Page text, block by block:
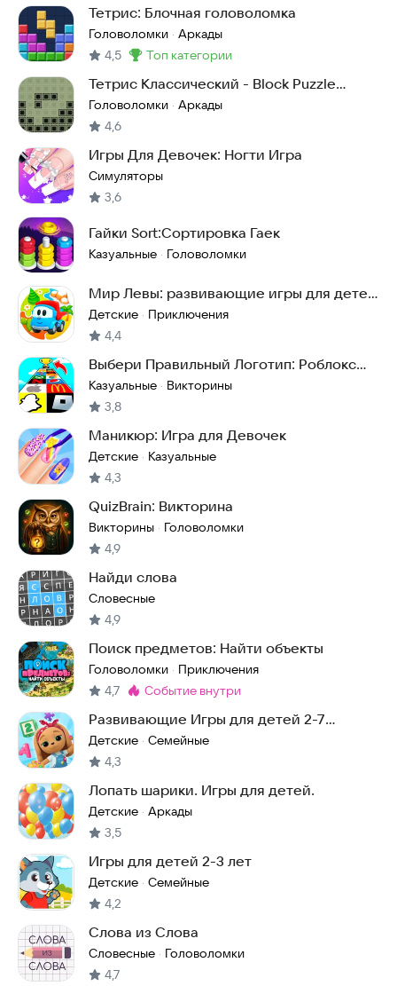
Тетрис: Блочная головоломка
Головоломки · Аркады
4,5
Метка:
топ категории
Тетрис Классический - Block Puzzle
Classic
Головоломки · Аркады
4,6
Игры Для Девочек: Ногти Игра
Симуляторы
3,6
Гайки Sort:Сортировка Гаек
Казуальные · Головоломки
Мир Левы: развивающие игры для детей
3 5 лет
Детские · Приключения
4,4
Выбери Правильный Логотип: Роблокс
Обби!
Казуальные · Викторины
3,8
Маникюр: Игра для Девочек
Детские · Казуальные
4,3
QuizBrain: Викторина
Викторины · Головоломки
4,9
Найди слова
Словесные
4,9
Поиск предметов: Найти объекты
Головоломки · Приключения
4,7 Метка:
событие внутри
Развивающие Игры для детей 2-7
Кошечки Собачки
Детские · Семейные
4,3
Лопать шарики. Игры для детей.
Детские · Аркады
3,5
Игры для детей 2-3 лет
Детские · Семейные
4,2
Слова из Слова
Словесные · Головоломки
4,7